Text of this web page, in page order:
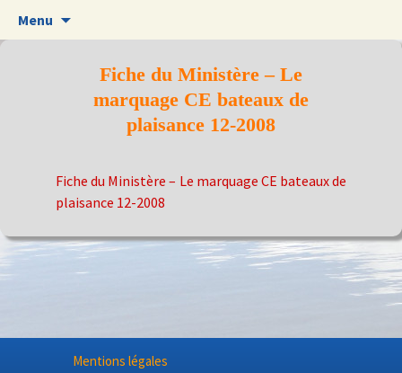
Menu
Fiche du Ministère – Le
marquage CE bateaux de
plaisance 12-2008
Fiche du Ministère – Le marquage CE bateaux de
plaisance 12-2008
Mentions légales